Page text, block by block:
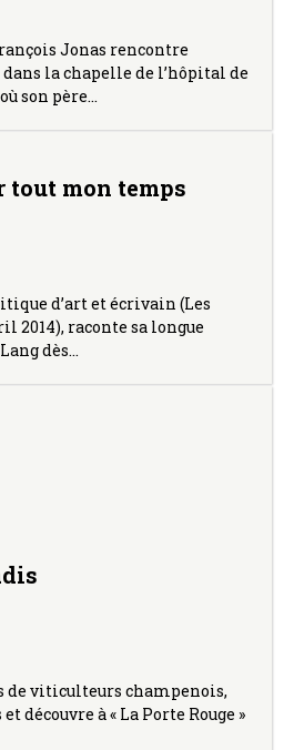
Jonas rencontre
la chapelle de l’hôpital de
son père…
tout mon temps
d’art et écrivain (Les
2014), raconte sa longue
dès…
de viticulteurs champenois,
découvre à « La Porte Rouge »